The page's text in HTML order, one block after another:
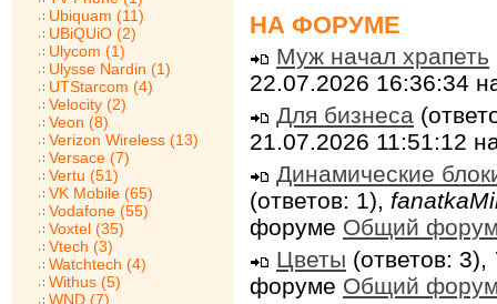
Ubiquam (11)
UBiQUiO (2)
Ulycom (1)
Ulysse Nardin (1)
UTStarcom (4)
Velocity (2)
Veon (8)
Verizon Wireless (13)
Versace (7)
Vertu (51)
VK Mobile (65)
Vodafone (55)
Voxtel (35)
Vtech (3)
Watchtech (4)
Withus (5)
WND (7)
НА ФОРУМЕ
Муж начал храпеть
22.07.2026 16:36:34
Для бизнеса
21.07.2026 11:51:12
Динамические
(ответов: 1),
форуме Общий
Цветы (ответов: 3),
форуме Общий